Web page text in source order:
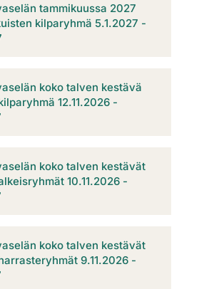
tammikuussa 2027
kilparyhmä 5.1.2027 -
koko talven kestävä
12.11.2026 -
koko talven kestävät
10.11.2026 -
koko talven kestävät
9.11.2026 -